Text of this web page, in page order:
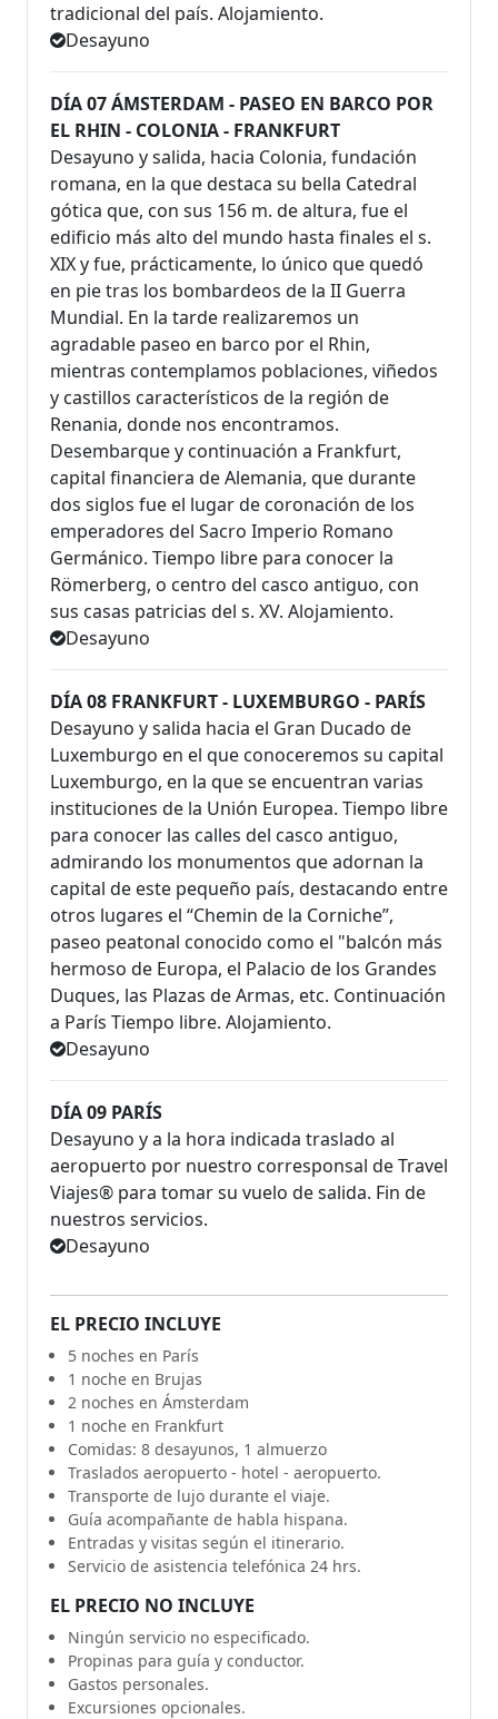
tradicional del país. Alojamiento.
Desayuno
DÍA 07 ÁMSTERDAM - PASEO EN BARCO POR
EL RHIN - COLONIA - FRANKFURT
Desayuno y salida, hacia Colonia, fundación
romana, en la que destaca su bella Catedral
gótica que, con sus 156 m. de altura, fue el
edificio más alto del mundo hasta finales el s.
XIX y fue, prácticamente, lo único que quedó
en pie tras los bombardeos de la II Guerra
Mundial. En la tarde realizaremos un
agradable paseo en barco por el Rhin,
mientras contemplamos poblaciones, viñedos
y castillos característicos de la región de
Renania, donde nos encontramos.
Desembarque y continuación a Frankfurt,
capital financiera de Alemania, que durante
dos siglos fue el lugar de coronación de los
emperadores del Sacro Imperio Romano
Germánico. Tiempo libre para conocer la
Römerberg, o centro del casco antiguo, con
sus casas patricias del s. XV. Alojamiento.
Desayuno
DÍA 08 FRANKFURT - LUXEMBURGO - PARÍS
Desayuno y salida hacia el Gran Ducado de
Luxemburgo en el que conoceremos su capital
Luxemburgo, en la que se encuentran varias
instituciones de la Unión Europea. Tiempo libre
para conocer las calles del casco antiguo,
admirando los monumentos que adornan la
capital de este pequeño país, destacando entre
otros lugares el “Chemin de la Corniche”,
paseo peatonal conocido como el "balcón más
hermoso de Europa, el Palacio de los Grandes
Duques, las Plazas de Armas, etc. Continuación
a París Tiempo libre. Alojamiento.
Desayuno
DÍA 09 PARÍS
Desayuno y a la hora indicada traslado al
aeropuerto por nuestro corresponsal de Travel
Viajes® para tomar su vuelo de salida. Fin de
nuestros servicios.
Desayuno
EL PRECIO INCLUYE
5 noches en París
1 noche en Brujas
2 noches en Ámsterdam
1 noche en Frankfurt
Comidas: 8 desayunos, 1 almuerzo
Traslados aeropuerto - hotel - aeropuerto.
Transporte de lujo durante el viaje.
Guía acompañante de habla hispana.
Entradas y visitas según el itinerario.
Servicio de asistencia telefónica 24 hrs.
EL PRECIO NO INCLUYE
Ningún servicio no especificado.
Propinas para guía y conductor.
Gastos personales.
Excursiones opcionales.